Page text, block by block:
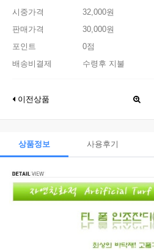
시중가격
32,000원
판매가격
30,000원
포인트
0점
배송비결제
수령후 지불
이전상품
상품정보 사용후기